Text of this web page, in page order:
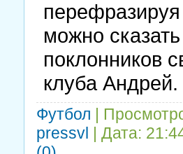
перефразируя
можно
поклонников
клуба Андрей.
Футбол |
pressvl | Дата: